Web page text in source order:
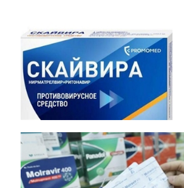
An ninh
Anh
Australia
Amazon
Army Games
Apple
Alibaba
Angela Merkel
Aeroflot